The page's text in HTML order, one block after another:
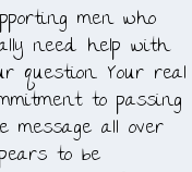
men who
need help with
question. Your real
to passing
message all over
to be